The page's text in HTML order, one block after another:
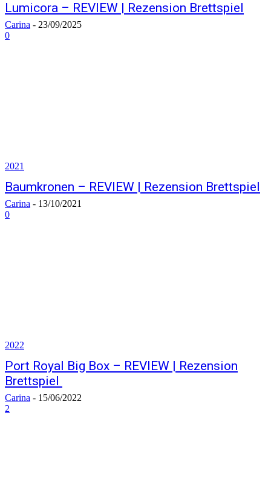
Lumicora – REVIEW | Rezension Brettspiel
Carina - 23/09/2025
0
2021
Baumkronen – REVIEW | Rezension Brettspiel
Carina - 13/10/2021
0
2022
Port Royal Big Box – REVIEW | Rezension
Brettspiel
Carina - 15/06/2022
2